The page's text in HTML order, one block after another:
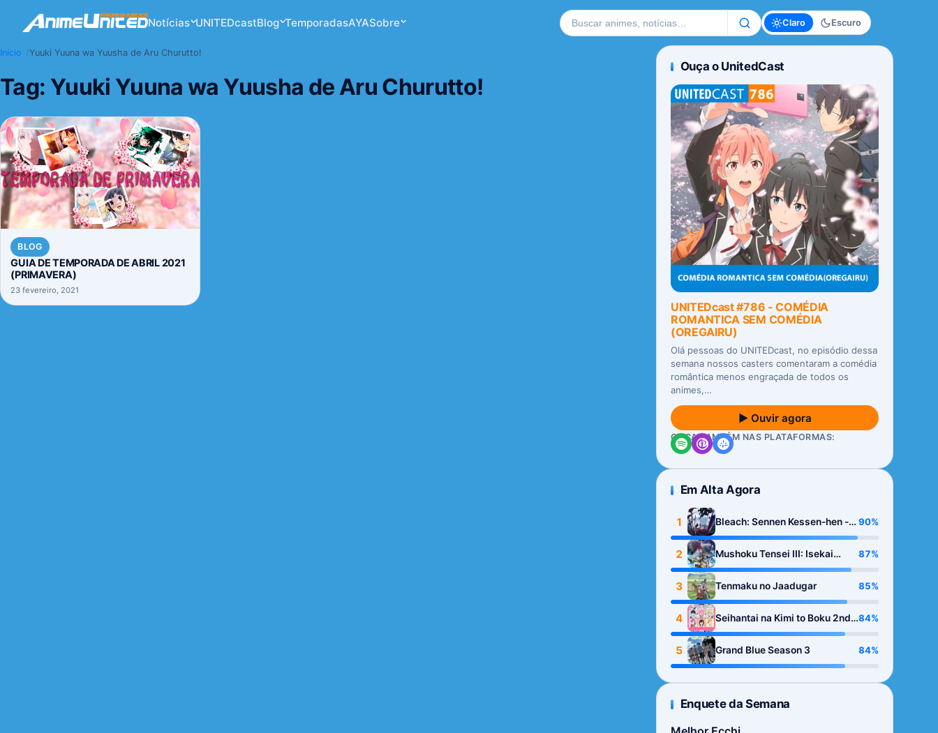
Notícias UNITEDcastBlog TemporadasAYASobre Buscar no site Claro Escuro
Início Yuuki Yuuna wa Yuusha de Aru Churutto!
Tag: Yuuki Yuuna wa Yuusha de Aru Churutto!
BLOG
GUIA DE TEMPORADA DE ABRIL 2021
(PRIMAVERA)
23 fevereiro, 2021
Ouça o UnitedCast
UNITEDcast #786 - COMÉDIA
ROMANTICA SEM COMÉDIA
(OREGAIRU)
Olá pessoas do UNITEDcast, no episódio dessa
semana nossos casters comentaram a comédia
romântica menos engraçada de todos os
animes,…
▶ Ouvir agora
OUÇA TAMBÉM NAS PLATAFORMAS:
Em Alta Agora
1
Bleach: Sennen Kessen-hen -
Kashin-tan
90%
2
Mushoku Tensei III: Isekai
Ittara Honki Dasu
87%
3 Tenmaku no Jaadugar 85%
4
Seihantai na Kimi to Boku 2nd
Season
84%
5 Grand Blue Season 3 84%
Enquete da Semana